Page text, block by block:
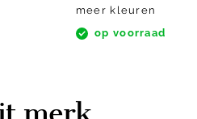
meer kleuren
op voorraad